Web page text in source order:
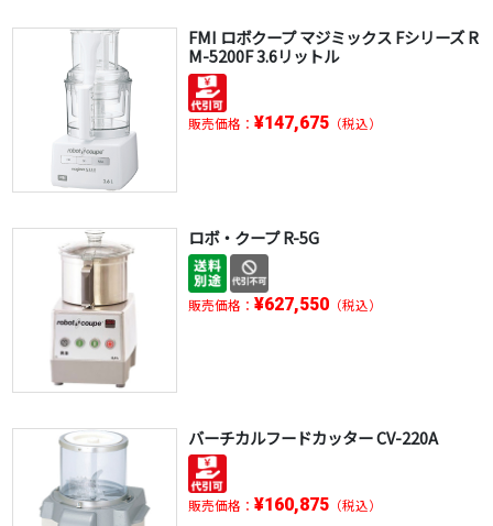
FMI ロボクープ マジミックス Fシリーズ R
M-5200F 3.6リットル
販売価格： ¥147,675（税込）
ロボ・クープ R-5G
販売価格： ¥627,550（税込）
バーチカルフードカッター CV-220A
販売価格： ¥160,875（税込）